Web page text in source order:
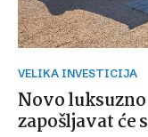
VELIKA INVESTICIJA
Novo
zapošljavat će